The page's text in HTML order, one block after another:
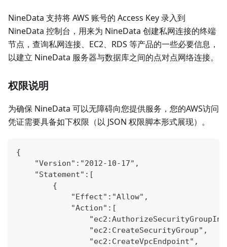
NineData 支持将 AWS 账号的 Access Key 录入到
NineData 控制台，用来为 NineData 创建私网连接的终端
节点，查询私网连接、EC2、RDS 等产品的一些必要信息，
以建立 NineData 服务器与数据库之间的点对点网络连接。
权限说明
为确保 NineData 可以无障碍向您提供服务，您的AWS访问
凭证需要具备如下权限（以 JSON 权限脚本形式展现）。
{
    "Version":"2012-10-17",
    "Statement":[
        {
            "Effect":"Allow",
            "Action":[
                "ec2:CreateSecurityGroup",
                "ec2:CreateVpcEndpoint",